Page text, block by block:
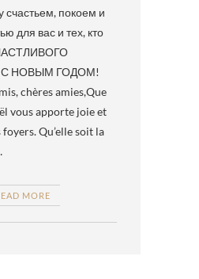
счастьем, покоем и
для вас и тех, кто
НОВЫМ ГОДОМ!
chères amies,Que
vous apporte joie et
Qu’elle soit la
MORE